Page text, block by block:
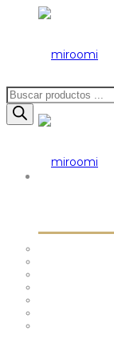
Búsqueda
de
productos